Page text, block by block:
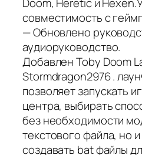
совместимость с
— Обновлено
аудиоруководство.
Добавлен Toby Doom
Stormdragon2976 .
позволяет запускать
центра, выбирать
без необходимости
текстового файла, но
создавать bat файлы